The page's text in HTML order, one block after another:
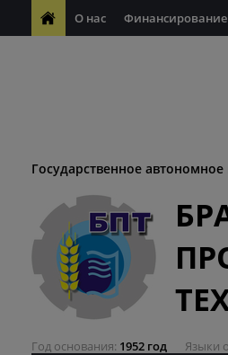
О нас Финансирование
Государственное
Год основания 1952 год Языки